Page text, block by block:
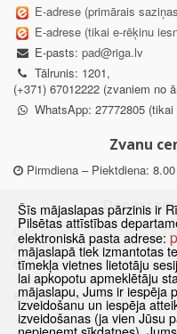
E-adrese (primārais
E-adrese (tikai e-rēķinu
E-pasts: pad@riga.lv
Tālrunis: 1201,
(+371) 67012222 (zvaniem no
WhatsApp: 27772805
Zvanu
Pirmdiena – Piektdiena:
Pirmdiena, Ceturtdiena: 8.30
Otrdiena, Trešdiena: 8.30 –
Piektdiena: 8.30 – 15.00
Klātienes konsultācijas
Šīs mājaslapas pārzinis ir
Pilsētas attīstības
elektroniskā pasta adrese:
mājaslapā tiek izmantotas
tīmekļa vietnes lietotāju
lai apkopotu apmeklētāju
mājaslapu, Jums ir iespēja
izveidošanu un iespēja
izveidošanas (ja vien Jūsu